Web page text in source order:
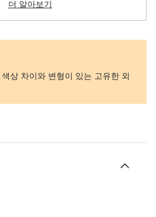
더 알아보기
상 차이와 변형이 있는 고유한 외